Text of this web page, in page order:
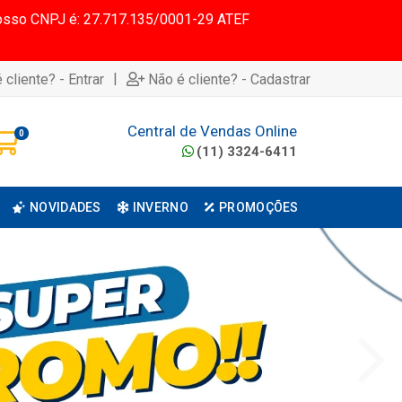
CNPJ é: 27.717.135/0001-29 ATEF
cliente? - Entrar | Não é cliente? - Cadastrar
0 Central de Vendas Online
(11) 3324-6411
NOVIDADES INVERNO PROMOÇÕES